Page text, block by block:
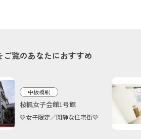
ご覧のあなたにおすすめ
中板橋駅
桜楓女子会館1号館
💛女子限定／閑静な住宅街💛